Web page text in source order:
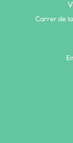
Carrer de